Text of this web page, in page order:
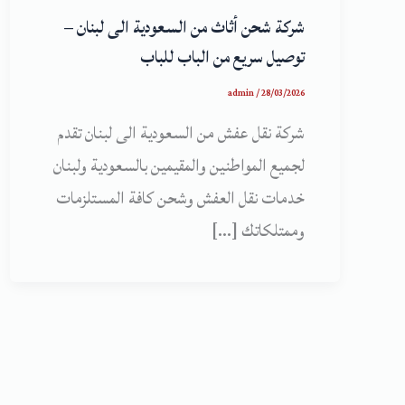
شركة شحن أثاث من السعودية الى لبنان –
توصيل سريع من الباب للباب
admin/28/03/2026
شركة نقل عفش من السعودية الى لبنان تقدم
لجميع المواطنين والمقيمين بالسعودية ولبنان
خدمات نقل العفش وشحن كافة المستلزمات
وممتلكاتك […]